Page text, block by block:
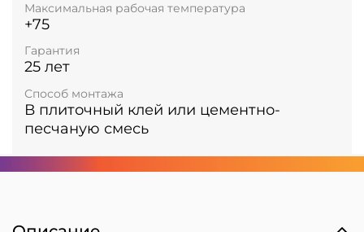
Максимальная рабочая температура
+75
Гарантия
25 лет
Способ монтажа
В плиточный клей или цементно-
песчаную смесь